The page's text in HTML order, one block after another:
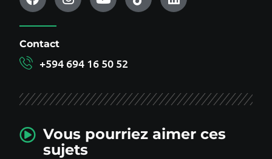
Contact
+594 694 16 50 52
Vous pourriez aimer ces
sujets